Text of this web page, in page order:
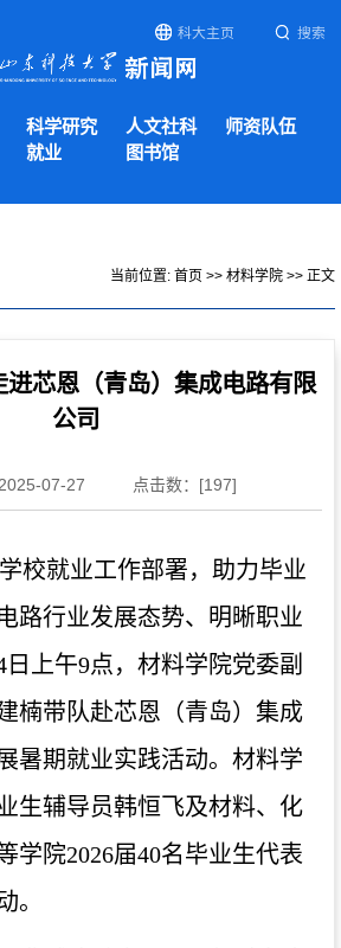
科大主页 搜索
科学研究 人文社科
师资队伍
就业 图书馆
当前位置: 首页 >> 材料学院 >> 正文
进芯恩（青岛）集成电路有限
公司
07-27 点击数：[197]
校就业工作部署，助力毕业
路行业发展态势、明晰职业
日上午9点，材料学院党委副
楠带队赴芯恩（青岛）集成
暑期就业实践活动。材料学
生辅导员韩恒飞及材料、化
学院2026届40名毕业生代表
。